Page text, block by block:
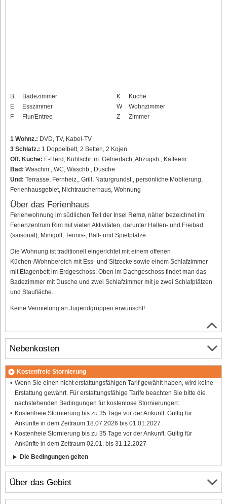
B
Badezimmer
E
Esszimmer
F
Flur/Entree
K
Küche
W
Wohnzimmer
Z
Zimmer
1 Wohnz.: DVD, TV, Kabel-TV
3 Schlafz.: 1 Doppelbett, 2 Betten, 2 Kojen
Off. Küche: E-Herd, Kühlschr. m. Gefrierfach, Abzugsh., Kaffeem.
Bad: Waschm., WC, Waschb., Dusche
Und: Terrasse, Fernheiz., Grill, Naturgrundst., persönliche Möblierung,
Ferienhausgebiet, Nichtraucherhaus, Wohnung
Über das Ferienhaus
Ferienwohnung im südlichen Teil der Insel Rømø, näher bezeichnet im
Ferienzentrum Rim mit vielen Aktivitäten, darunter Hallen- und Freibad
(saisonal), Minigolf, Tennis-, Ball- und Spielplätze.
Die Wohnung ist traditionell eingerichtet mit einem offenen
Küchen-/Wohnbereich mit Ess- und Sitzecke sowie einem Schlafzimmer
mit Etagenbett im Erdgeschoss. Oben im Dachgeschoss findet man das
Badezimmer mit Dusche und zwei Schlafzimmer mit je zwei Schlafplätzen
und Staufläche.
Keine Vermietung an Jugendgruppen erwünscht!
Über das Gebiet
Nebenkosten
Kostenfreie Stornierung
Wenn Sie einen nicht erstattungsfähigen Tarif gewählt haben, wird keine
Erstattung gewährt. Für erstattungsfähige Tarife beachten Sie bitte die
nachstehenden Bedingungen für kostenlose Stornierungen:
Kostenfreie Stornierung bis zu 35 Tage vor der Ankunft. Gültig für
Ankünfte in dem Zeitraum 18.07.2026 bis 01.01.2027
Kostenfreie Stornierung bis zu 35 Tage vor der Ankunft. Gültig für
Ankünfte in dem Zeitraum 02.01. bis 31.12.2027
Die Bedingungen gelten